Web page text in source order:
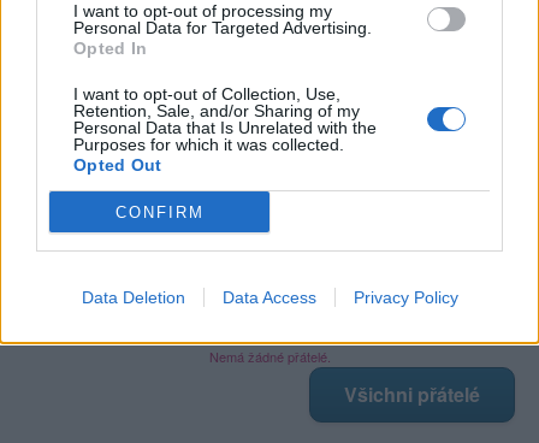
I want to opt-out of processing my
Personal Data for Targeted Advertising.
Opted In
I want to opt-out of Collection, Use,
Retention, Sale, and/or Sharing of my
Personal Data that Is Unrelated with the
Purposes for which it was collected.
Opted Out
CONFIRM
Data Deletion Data Access Privacy Policy
Poslední 3 příspěvky na mé zdi
Zobrazit celou mou zeď
Nemá žádné přátelé.
Všichni přátelé